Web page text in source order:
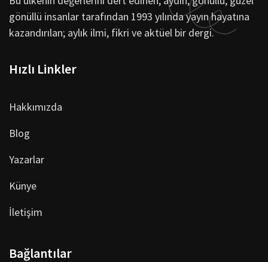
gönüllü insanlar tarafından 1993 yılında yayın hayatına
kazandırılan; aylık ilmi, fikri ve aktüel bir dergi.
Hızlı Linkler
Hakkımızda
Blog
Yazarlar
Künye
İletişim
Bağlantılar